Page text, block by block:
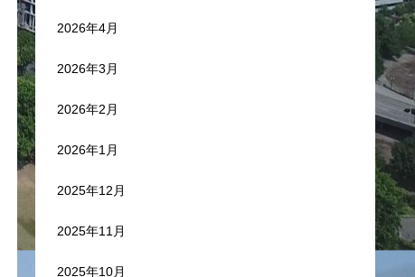
2026年4月
2026年3月
2026年2月
2026年1月
2025年12月
2025年11月
2025年10月